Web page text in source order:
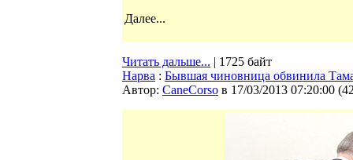
Далее...
Читать дальше... | 1725 байт
Нарва : Бывшая чиновница обвинила
Автор: CaneCorso в 17/03/2013 07:20:00 (